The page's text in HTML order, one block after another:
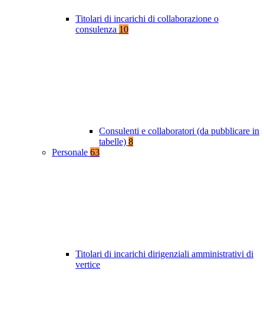
Titolari di incarichi di collaborazione o
consulenza 10
Consulenti e collaboratori (da pubblicare in
tabelle) 8
Personale 63
Titolari di incarichi dirigenziali amministrativi di
vertice